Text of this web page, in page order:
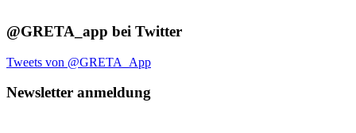
@GRETA_app bei Twitter
Tweets von @GRETA_App
Newsletter anmeldung